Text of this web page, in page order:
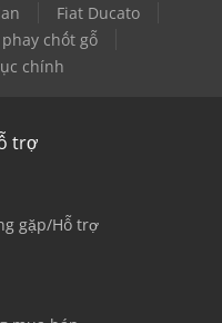
Fiat Ducato
chốt gỗ
chính
trợ
gặp/Hỗ trợ